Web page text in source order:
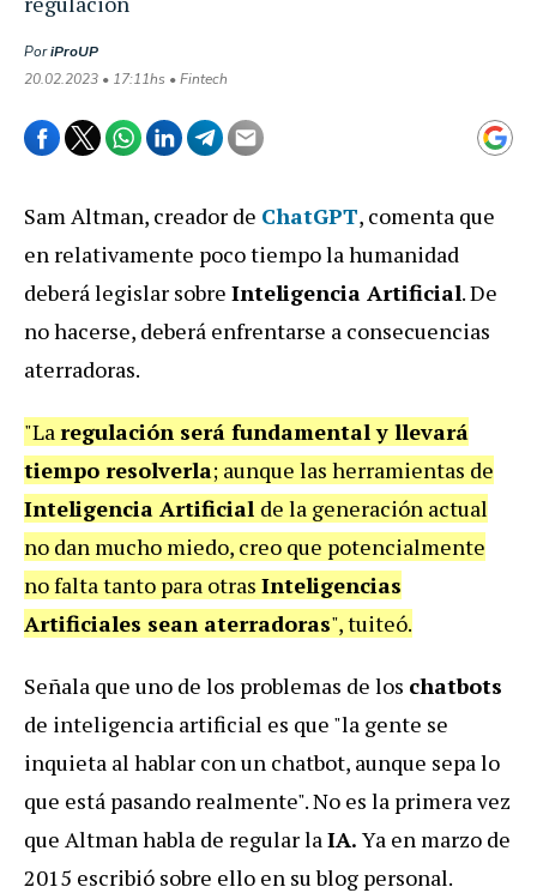
PoriProUP
20.02.2023 • 17:11hs • Fintech
Sam Altman, creador de ChatGPT, comenta que
en relativamente poco tiempo la humanidad
deberá legislar sobre Inteligencia Artificial.De
no hacerse, deberá enfrentarse a consecuencias
aterradoras.
"Laregulación será fundamental y llevará
tiempo resolverla; aunque las herramientas de
Inteligencia Artificial de la generación actual
no dan mucho miedo, creo que potencialmente
no falta tanto para otras Inteligencias
Artificiales sean aterradoras", tuiteó.
Señala que uno de los problemas de los chatbots
de inteligencia artificial es que "la gente se
inquieta al hablar con un chatbot, aunque sepa lo
que está pasando realmente".No es la primera vez
que Altman habla de regular laIA. Ya en marzo de
2015 escribió sobre ello en su blog personal.